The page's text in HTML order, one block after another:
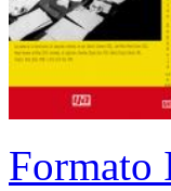
Formato